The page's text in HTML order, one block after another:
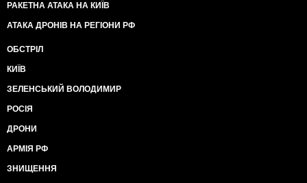
РАКЕТНА АТАКА НА КИЇВ
АТАКА ДРОНІВ НА РЕГІОНИ РФ
ОБСТРІЛ
КИЇВ
ЗЕЛЕНСЬКИЙ ВОЛОДИМИР
РОСІЯ
ДРОНИ
АРМІЯ РФ
ЗНИЩЕННЯ